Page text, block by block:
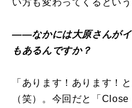
い方も変わってくるという
――なかには大原さんがイ
もあるんですか？
「あります！あります！
（笑）。今回だと「